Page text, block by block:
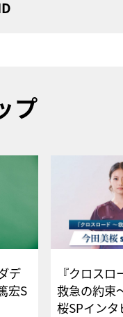
プ
デ
宏S
ー
『クロス
救急の約束
桜SPイ